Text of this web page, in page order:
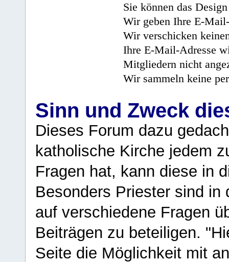
Sie können das
Wir geben Ihre E-
Wir verschicken
Ihre E-Mail-Adresse
Mitgliedern nicht
Wir sammeln keine
Sinn und Zweck
Dieses Forum dazu
katholische Kirche jedem
Fragen hat, kann diese in
Besonders Priester sind in
auf verschiedene Fragen
Beiträgen zu beteiligen.
Seite die Möglichkeit mit